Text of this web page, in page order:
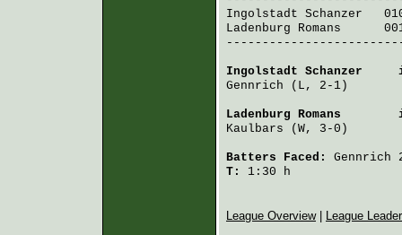
Ingolstadt Schanzer
Ladenburg Romans
Ingolstadt Schanzer
Gennrich (L, 2-1)
Ladenburg Romans
Kaulbars (W, 3-0)
Batters Faced: Gennrich
T:
1:30 h
League Overview| League